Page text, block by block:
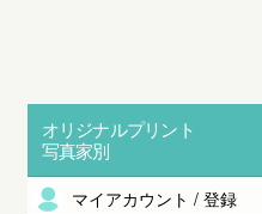
オリジナルプリント
写真家別
マイアカウント / 登録